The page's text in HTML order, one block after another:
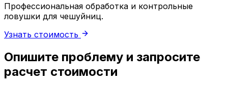
Профессиональная обработка и контрольные
ловушки для чешуйниц.
Узнать стоимость
Опишите проблему и запросите
расчет стоимости